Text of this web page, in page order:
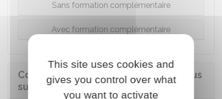
Sans formation complémentaire
Avec formation complémentaire
Comment récupérer les points perdus
sur un permis probatoire ?
This site uses cookies and
gives you control over what
you want to activate